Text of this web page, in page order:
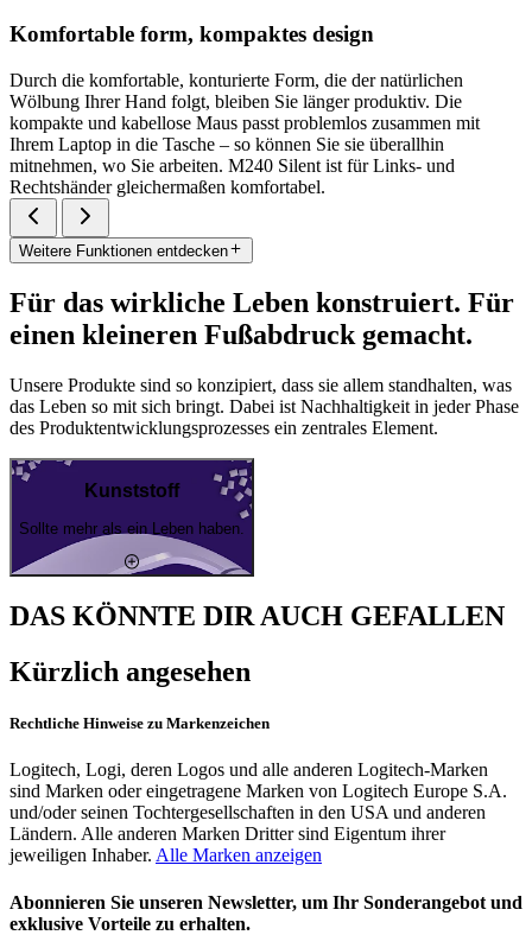
Komfortable form, kompaktes design
Durch die komfortable, konturierte Form, die der natürlichen
Wölbung Ihrer Hand folgt, bleiben Sie länger produktiv. Die
kompakte und kabellose Maus passt problemlos zusammen mit
Ihrem Laptop in die Tasche – so können Sie sie überallhin
mitnehmen, wo Sie arbeiten. M240 Silent ist für Links- und
Rechtshänder gleichermaßen komfortabel.
Weitere Funktionen entdecken
Für das wirkliche Leben konstruiert. Für
einen kleineren Fußabdruck gemacht.
Unsere Produkte sind so konzipiert, dass sie allem standhalten, was
das Leben so mit sich bringt. Dabei ist Nachhaltigkeit in jeder Phase
des Produktentwicklungsprozesses ein zentrales Element.
Kunststoff
Sollte mehr als ein Leben haben.
DAS KÖNNTE DIR AUCH GEFALLEN
Kürzlich angesehen
Rechtliche Hinweise zu Markenzeichen
Logitech, Logi, deren Logos und alle anderen Logitech-Marken
sind Marken oder eingetragene Marken von Logitech Europe S.A.
und/oder seinen Tochtergesellschaften in den USA und anderen
Ländern. Alle anderen Marken Dritter sind Eigentum ihrer
jeweiligen Inhaber. Alle Marken anzeigen
Abonnieren Sie unseren Newsletter, um Ihr Sonderangebot und
exklusive Vorteile zu erhalten.